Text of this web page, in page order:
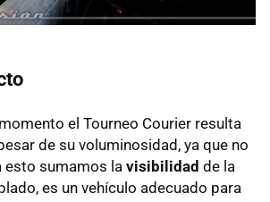
el Tourneo Courier resulta
de su voluminosidad, ya que no
esto sumamos la visibilidad de la
es un vehículo adecuado para